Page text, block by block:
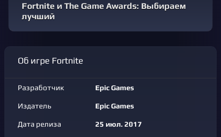
Fortnite и The Game Awards: Выбираем
лучший
Об игре Fortnite
Разработчик Epic Games
Издатель Epic Games
Дата релиза 25 июл. 2017